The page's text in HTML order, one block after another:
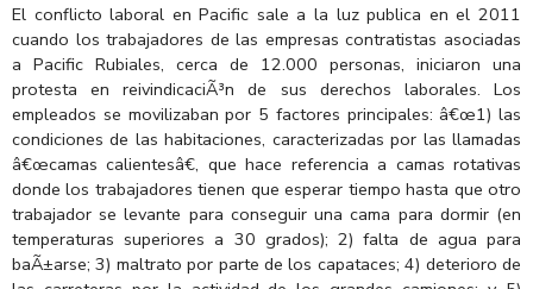
El conflicto laboral en Pacific sale a la luz publica en el 2011
cuando los trabajadores de las empresas contratistas asociadas
a Pacific Rubiales, cerca de 12.000 personas, iniciaron una
protesta en reivindicaciÃ³n de sus derechos laborales. Los
empleados se movilizaban por 5 factores principales: â€œ1) las
condiciones de las habitaciones, caracterizadas por las llamadas
â€œcamas calientesâ€, que hace referencia a camas rotativas
donde los trabajadores tienen que esperar tiempo hasta que otro
trabajador se levante para conseguir una cama para dormir (en
temperaturas superiores a 30 grados); 2) falta de agua para
baÃ±arse; 3) maltrato por parte de los capataces; 4) deterioro de